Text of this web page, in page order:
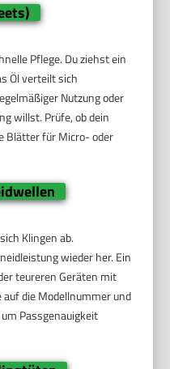
Pflege. Du ziehst ein
Öl verteilt sich
Nutzung oder
willst. Prüfe, ob dein
Blätter für Micro- oder
Klingen ab.
wieder her. Ein
teureren Geräten mit
die Modellnummer und
Passgenauigkeit